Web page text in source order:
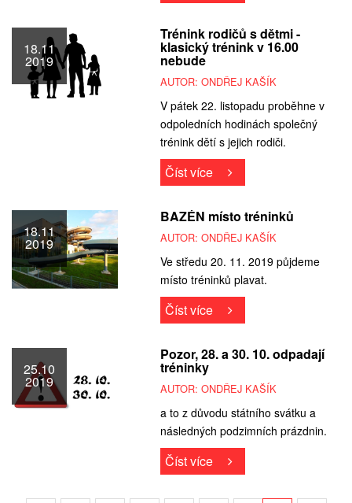
18.11
2019
Trénink rodičů s dětmi -
klasický trénink v 16.00
nebude
AUTOR: ONDŘEJ KAŠÍK
V pátek 22. listopadu proběhne v
odpoledních hodinách společný
trénink dětí s jejich rodiči.
Číst více
18.11
2019
BAZÉN místo tréninků
AUTOR: ONDŘEJ KAŠÍK
Ve středu 20. 11. 2019 půjdeme
místo tréninků plavat.
Číst více
25.10
2019
Pozor, 28. a 30. 10. odpadají
tréninky
AUTOR: ONDŘEJ KAŠÍK
a to z důvodu státního svátku a
následných podzimních prázdnin.
Číst více